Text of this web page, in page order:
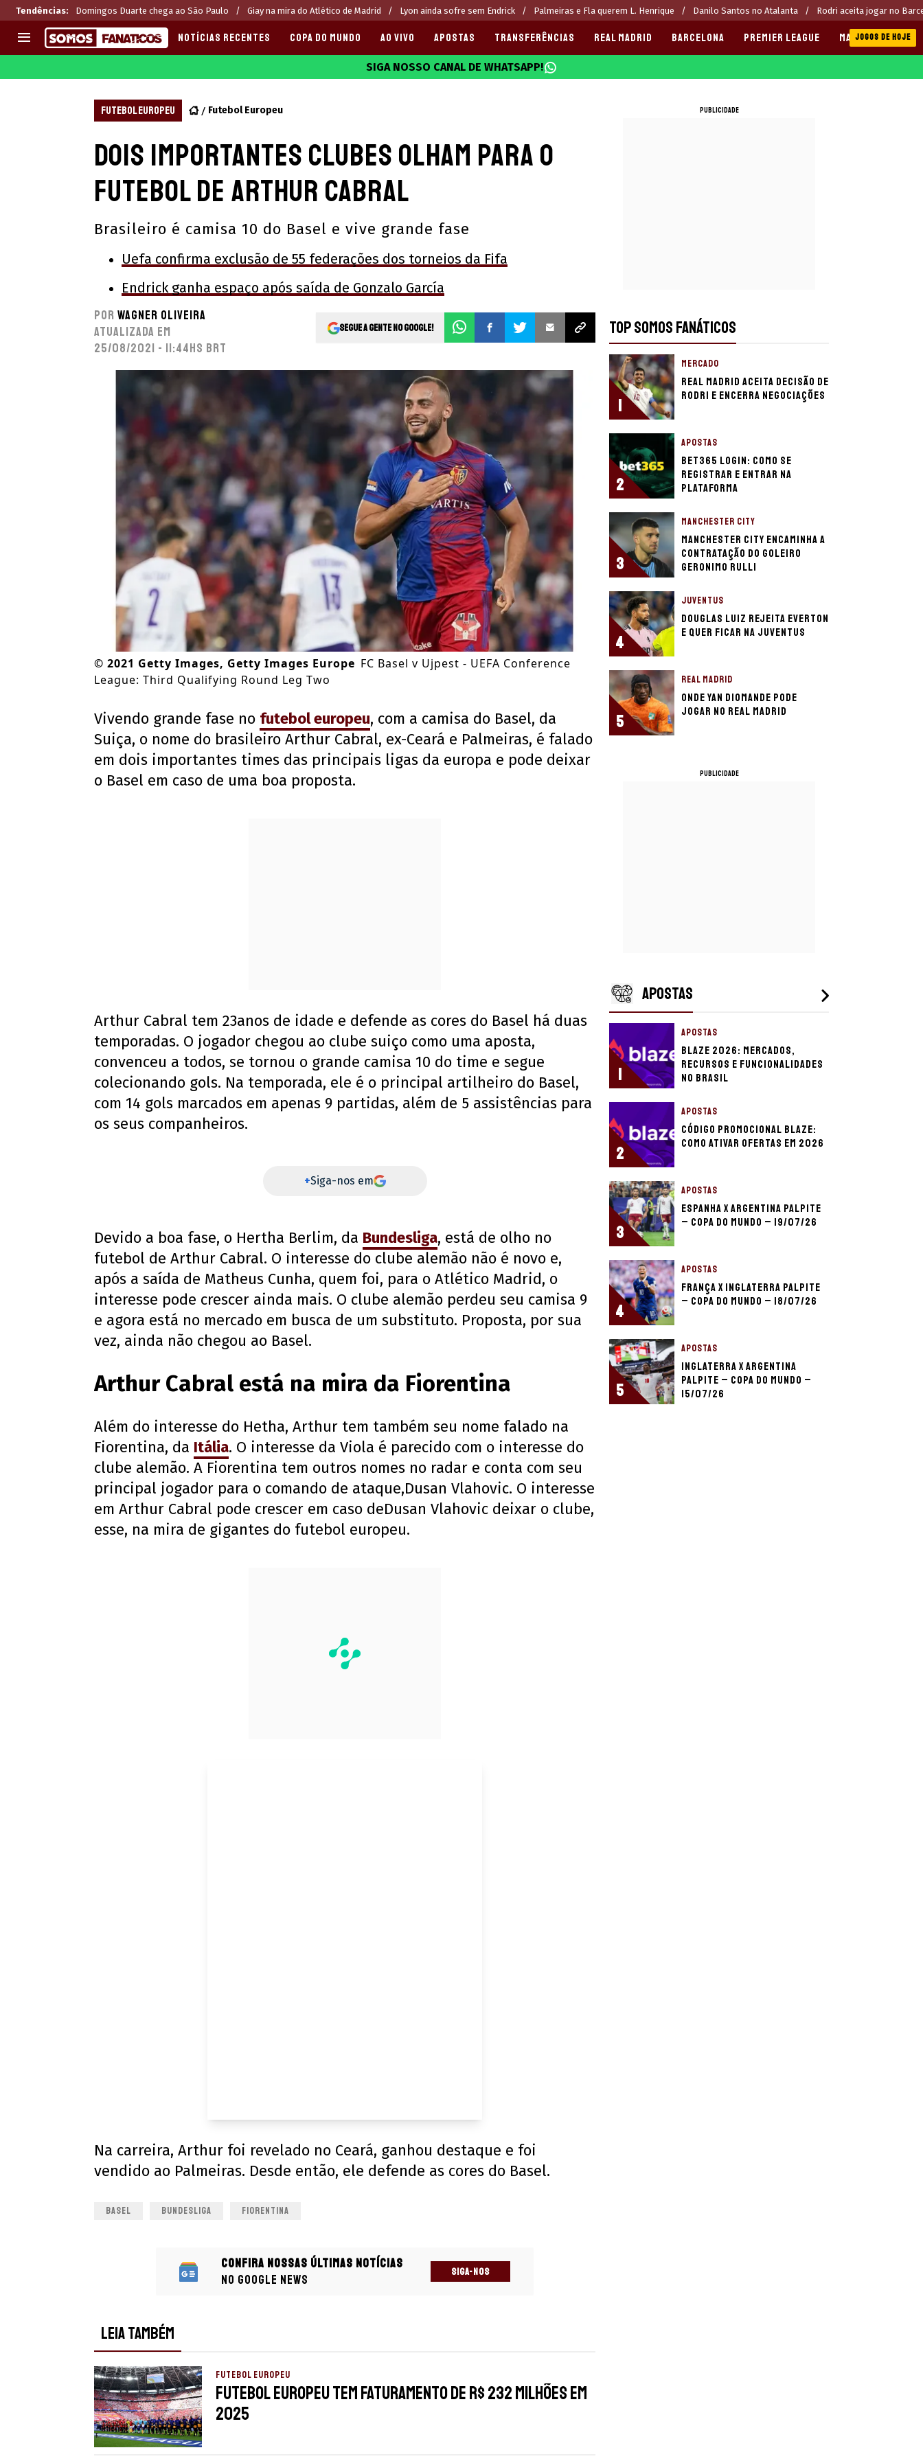
Tendências: Domingos Duarte chega ao São Paulo Giay na mira do Atlético de Madrid Lyon ainda sofre sem Endrick Palmeiras e Fla querem L. Henrique Danilo Santos no Atalanta Rodri aceita jogar no
CHAMPIONS LEAGUE
PREMIER LEAGUE
LIGA PORTUGUESA
Melhores sites de apostas 2025
Últimas
CASAS DE APOSTAS
CÓDIGOS e OFERTAS
APPS
NOTÍCIAS RECENTES COPA DO MUNDO AO VIVO APOSTAS TRANSFERÊNCIAS REAL MADRID BARCELONA PREMIER LEAGUE MANCHESTER CITY
JOGOS DE HOJE
SIGA NOSSO CANAL DE WHATSAPP!
FUTEBOL EUROPEU Futebol Europeu
Dois importantes clubes olham para o
futebol de Arthur Cabral
Brasileiro é camisa 10 do Basel e vive grande fase
Uefa confirma exclusão de 55 federações dos torneios da Fifa
Endrick ganha espaço após saída de Gonzalo García
Por Wagner Oliveira
Atualizada em
25/08/2021 - 11:44hs BRT
Segue a gente no Google!
© 2021 Getty Images, Getty Images Europe FC Basel v Ujpest - UEFA Conference
League: Third Qualifying Round Leg Two
Vivendo grande fase no futebol europeu, com a camisa do Basel, da
Suiça, o nome do brasileiro Arthur Cabral, ex-Ceará e Palmeiras, é falado
em dois importantes times das principais ligas da europa e pode deixar
o Basel em caso de uma boa proposta.
Arthur Cabral tem 23anos de idade e defende as cores do Basel há duas
temporadas. O jogador chegou ao clube suiço como uma aposta,
convenceu a todos, se tornou o grande camisa 10 do time e segue
colecionando gols. Na temporada, ele é o principal artilheiro do Basel,
com 14 gols marcados em apenas 9 partidas, além de 5 assistências para
os seus companheiros.
+Siga-nos em
Devido a boa fase, o Hertha Berlim, da Bundesliga, está de olho no
futebol de Arthur Cabral. O interesse do clube alemão não é novo e,
após a saída de Matheus Cunha, quem foi, para o Atlético Madrid, o
interesse pode crescer ainda mais. O clube alemão perdeu seu camisa 9
e agora está no mercado em busca de um substituto. Proposta, por sua
vez, ainda não chegou ao Basel.
Arthur Cabral está na mira da Fiorentina
Além do interesse do Hetha, Arthur tem também seu nome falado na
Fiorentina, da Itália. O interesse da Viola é parecido com o interesse do
clube alemão. A Fiorentina tem outros nomes no radar e conta com seu
principal jogador para o comando de ataque,Dusan Vlahovic. O interesse
em Arthur Cabral pode crescer em caso deDusan Vlahovic deixar o clube,
esse, na mira de gigantes do futebol europeu.
Na carreira, Arthur foi revelado no Ceará, ganhou destaque e foi
vendido ao Palmeiras. Desde então, ele defende as cores do Basel.
BASEL BUNDESLIGA FIORENTINA
Confira nossas últimas notícias
no Google News
SIGA-NOS
LEIA TAMBÉM
FUTEBOL EUROPEU
Futebol europeu tem faturamento de R$ 232 milhões em
2025
PUBLICIDADE
TOP SOMOS FANÁTICOS
1
MERCADO
Real Madrid aceita decisão de
Rodri e encerra negociações
2
APOSTAS
bet365 login: como se
registrar e entrar na
plataforma
3
MANCHESTER CITY
Manchester City encaminha a
contratação do goleiro
Geronimo Rulli
4
JUVENTUS
Douglas Luiz rejeita Everton
e quer ficar na Juventus
5
REAL MADRID
Onde Yan Diomande pode
jogar no Real Madrid
PUBLICIDADE
APOSTAS
1
APOSTAS
Blaze 2026: mercados,
recursos e funcionalidades
no Brasil
2
APOSTAS
Código promocional Blaze:
como ativar ofertas em 2026
3
APOSTAS
Espanha x Argentina palpite
– Copa do Mundo – 19/07/26
4
APOSTAS
França x Inglaterra palpite
– Copa do Mundo – 18/07/26
5
APOSTAS
Inglaterra x Argentina
palpite – Copa do Mundo –
15/07/26